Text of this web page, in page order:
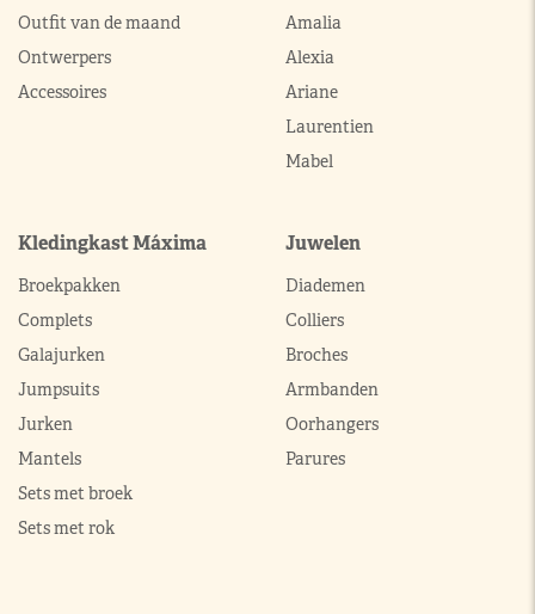
Outfit van de maand
Ontwerpers
Accessoires
Amalia
Alexia
Ariane
Laurentien
Mabel
Kledingkast Máxima
Broekpakken
Complets
Galajurken
Jumpsuits
Jurken
Mantels
Sets met broek
Sets met rok
Juwelen
Diademen
Colliers
Broches
Armbanden
Oorhangers
Parures